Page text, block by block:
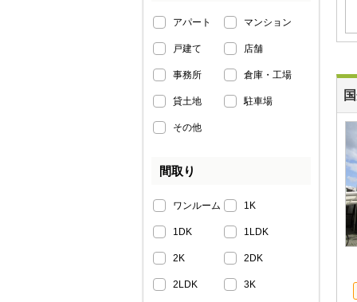
アパート マンション
戸建て 店舗
事務所 倉庫・工場
貸土地 駐車場
その他
間取り
ワンルーム 1K
1DK 1LDK
2K 2DK
2LDK 3K